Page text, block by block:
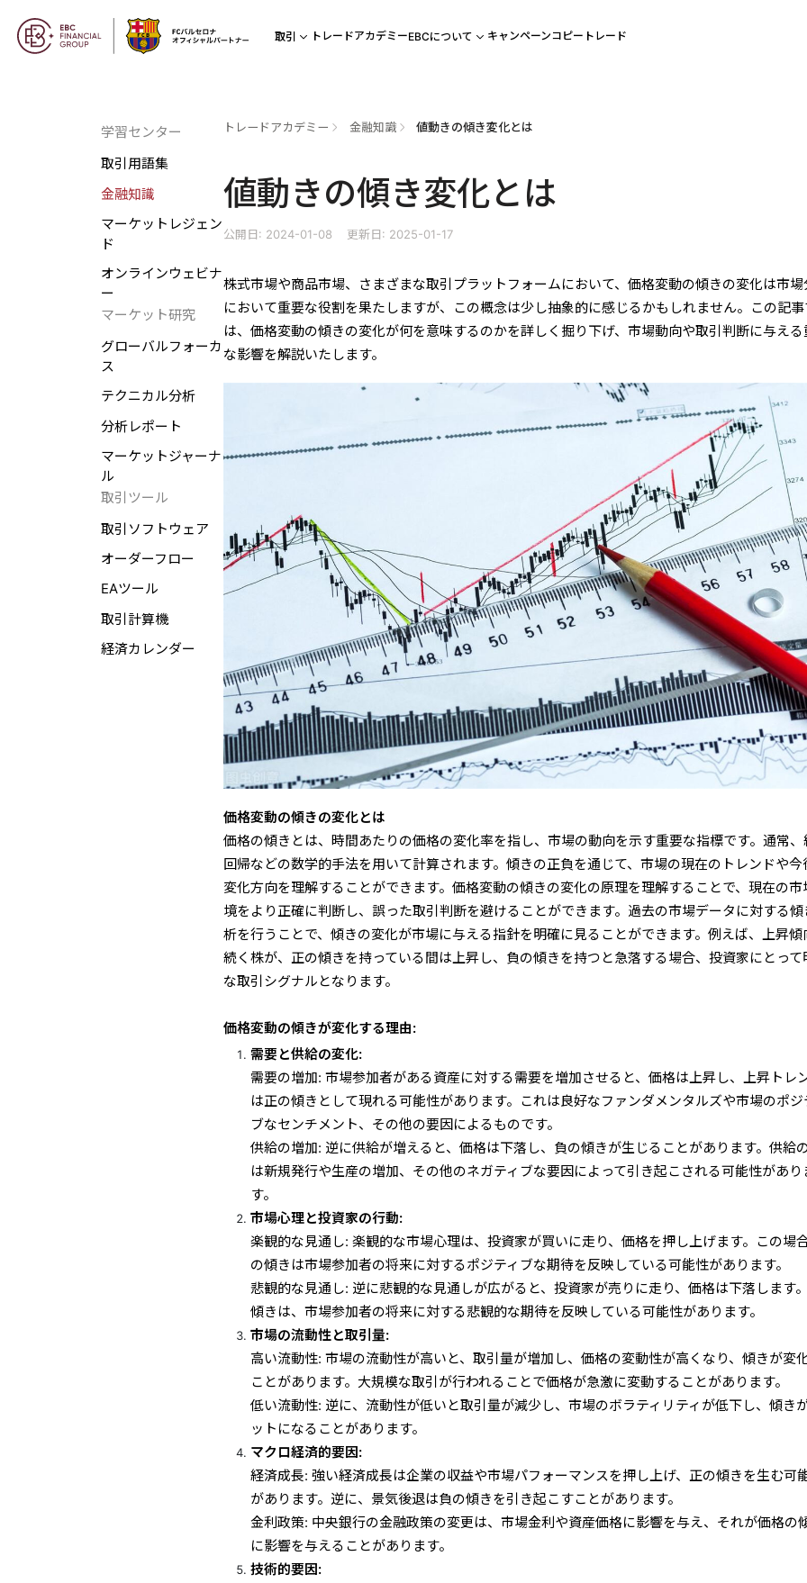
取引 トレードアカデミーEBCについて キャンペーンコピートレード
学習センター
取引用語集
金融知識
マーケットレジェン
ド
オンラインウェビナ
ー
マーケット研究
グローバルフォーカ
ス
テクニカル分析
分析レポート
マーケットジャーナ
ル
取引ツール
取引ソフトウェア
オーダーフロー
EAツール
取引計算機
経済カレンダー
トレードアカデミー 金融知識 値動きの傾き変化とは
値動きの傾き変化とは
公開日: 2024-01-08 更新日: 2025-01-17
株式市場や商品市場、さまざまな取引プラットフォームにおいて、価格変動の傾きの変化は市場
において重要な役割を果たしますが、この概念は少し抽象的に感じるかもしれません。この記事
は、価格変動の傾きの変化が何を意味するのかを詳しく掘り下げ、市場動向や取引判断に与える
な影響を解説いたします。
価格変動の傾きの変化とは
価格の傾きとは、時間あたりの価格の変化率を指し、市場の動向を示す重要な指標です。通常、
回帰などの数学的手法を用いて計算されます。傾きの正負を通じて、市場の現在のトレンドや今
変化方向を理解することができます。価格変動の傾きの変化の原理を理解することで、現在の市
境をより正確に判断し、誤った取引判断を避けることができます。過去の市場データに対する傾
析を行うことで、傾きの変化が市場に与える指針を明確に見ることができます。例えば、上昇傾
続く株が、正の傾きを持っている間は上昇し、負の傾きを持つと急落する場合、投資家にとって
な取引シグナルとなります。
価格変動の傾きが変化する理由:
需要と供給の変化:
需要の増加: 市場参加者がある資産に対する需要を増加させると、価格は上昇し、上昇トレ
は正の傾きとして現れる可能性があります。これは良好なファンダメンタルズや市場のポジ
ブなセンチメント、その他の要因によるものです。
供給の増加: 逆に供給が増えると、価格は下落し、負の傾きが生じることがあります。供給
は新規発行や生産の増加、その他のネガティブな要因によって引き起こされる可能性があり
す。
市場心理と投資家の行動:
楽観的な見通し: 楽観的な市場心理は、投資家が買いに走り、価格を押し上げます。この場
の傾きは市場参加者の将来に対するポジティブな期待を反映している可能性があります。
悲観的な見通し: 逆に悲観的な見通しが広がると、投資家が売りに走り、価格は下落します
傾きは、市場参加者の将来に対する悲観的な期待を反映している可能性があります。
市場の流動性と取引量:
高い流動性: 市場の流動性が高いと、取引量が増加し、価格の変動性が高くなり、傾きが変
ことがあります。大規模な取引が行われることで価格が急激に変動することがあります。
低い流動性: 逆に、流動性が低いと取引量が減少し、市場のボラティリティが低下し、傾き
ットになることがあります。
マクロ経済的要因:
経済成長: 強い経済成長は企業の収益や市場パフォーマンスを押し上げ、正の傾きを生む可
があります。逆に、景気後退は負の傾きを引き起こすことがあります。
金利政策: 中央銀行の金融政策の変更は、市場金利や資産価格に影響を与え、それが価格の
に影響を与えることがあります。
技術的要因: